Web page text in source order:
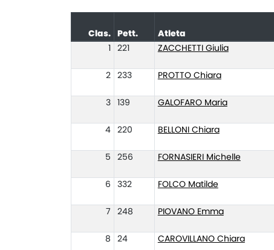
Clas. Pett. Atleta
1 221 ZACCHETTI Giulia
2 233 PROTTO Chiara
3 139 GALOFARO Maria
4 220 BELLONI Chiara
5 256 FORNASIERI Michelle
6 332 FOLCO Matilde
7 248 PIOVANO Emma
8 24 CAROVILLANO Chiara